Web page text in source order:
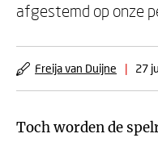
afgestemd op onze
Freija van Duijne | 27
Toch worden de